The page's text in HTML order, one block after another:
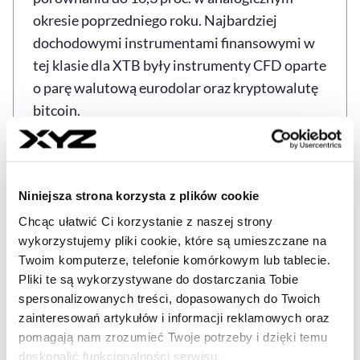
Niniejsza strona korzysta z plików cookie
Chcąc ułatwić Ci korzystanie z naszej strony
wykorzystujemy pliki cookie, które są umieszczane na
Twoim komputerze, telefonie komórkowym lub tablecie.
Pliki te są wykorzystywane do dostarczania Tobie
spersonalizowanych treści, dopasowanych do Twoich
zainteresowań artykułów i informacji reklamowych oraz
pomagają nam zrozumieć Twoje potrzeby i dzięki temu
doskonalić funkcjonalności serwisu.
okresie poprzedniego roku. Najbardziej
dochodowymi instrumentami finansowymi w
tej klasie dla XTB były instrumenty CFD oparte
o parę walutową eurodolar oraz kryptowalutę
bitcoin.
Spółka wskazała, że w kolejnych kwartałach
budowania uniwersalnej aplikacji
inwestycyjnej oraz planuje wprowadzenie do
oferty kolejnych produktów: opcji oraz
kryptowalut.
Źródło: PAP, XYZ